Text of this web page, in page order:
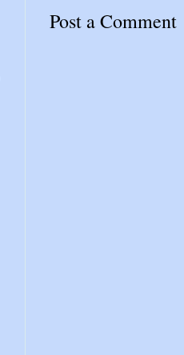
Post a Comment